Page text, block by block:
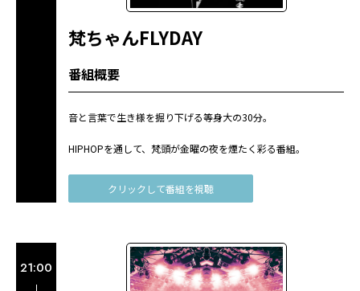
梵ちゃんFLYDAY
番組概要
音と言葉で生き様を掘り下げる等身大の30分。
HIPHOPを通して、梵頭が金曜の夜を煙たく彩る番組。
クリックして番組を視聴
21:00